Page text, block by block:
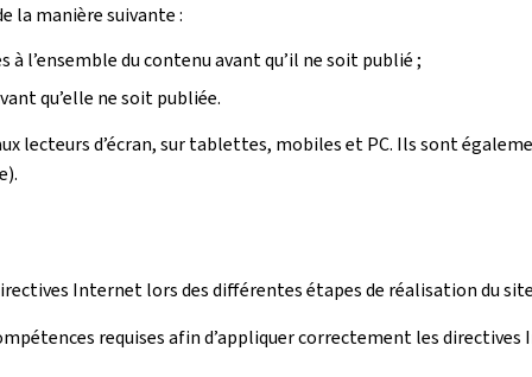
la manière suivante :
à l’ensemble du contenu avant qu’il ne soit publié ;
qu’elle ne soit publiée.
lecteurs d’écran, sur tablettes, mobiles et PC. Ils sont
Internet lors des différentes étapes de réalisation du
requises afin d’appliquer correctement les directives